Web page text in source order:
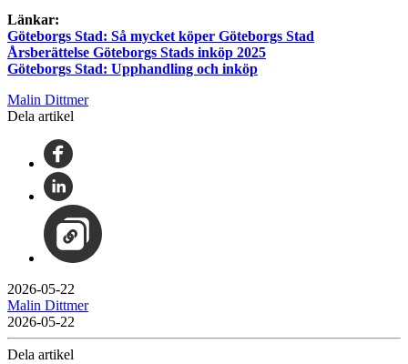
Länkar:
Göteborgs Stad: Så mycket köper Göteborgs Stad
Årsberättelse Göteborgs Stads inköp 2025
Göteborgs Stad: Upphandling och inköp
Malin Dittmer
Dela artikel
2026-05-22
Malin Dittmer
2026-05-22
Dela artikel